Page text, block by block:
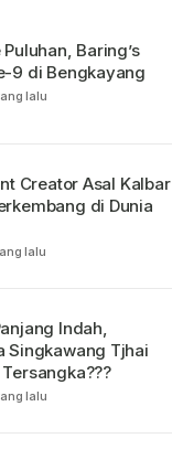
lalu
Baring’s
9 di Bengkayang
lalu
Creator Asal Kalbar
di Dunia
lalu
Indah,
Singkawang Tjhai